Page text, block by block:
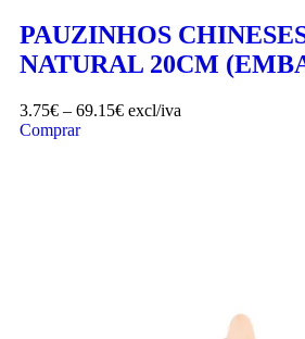
PAUZINHOS
NATURAL 20CM
3.75€ – 69.15€ excl/iva
Comprar